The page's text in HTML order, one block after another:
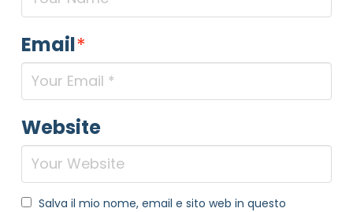
Email*
Website
Salva il mio nome, email e sito web in questo